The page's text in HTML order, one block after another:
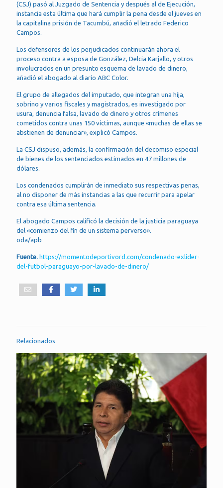
(CSJ) pasó al Juzgado de Sentencia y después al de Ejecución,
instancia esta última que hará cumplir la pena desde el jueves en
la capitalina prisión de Tacumbú, añadió el letrado Federico
Campos.
Los defensores de los perjudicados continuarán ahora el
proceso contra a esposa de González, Delcia Karjallo, y otros
involucrados en un presunto esquema de lavado de dinero,
añadió el abogado al diario ABC Color.
El grupo de allegados del imputado, que integran una hija,
sobrino y varios fiscales y magistrados, es investigado por
usura, denuncia falsa, lavado de dinero y otros crímenes
cometidos contra unas 150 víctimas, aunque «muchas de ellas se
abstienen de denunciar», explicó Campos.
La CSJ dispuso, además, la confirmación del decomiso especial
de bienes de los sentenciados estimados en 47 millones de
dólares.
Los condenados cumplirán de inmediato sus respectivas penas,
al no disponer de más instancias a las que recurrir para apelar
contra esa última sentencia.
El abogado Campos calificó la decisión de la justicia paraguaya
del «comienzo del fin de un sistema perverso».
oda/apb
Fuente. https://momentodeportivord.com/condenado-exlider-
del-futbol-paraguayo-por-lavado-de-dinero/
Relacionados